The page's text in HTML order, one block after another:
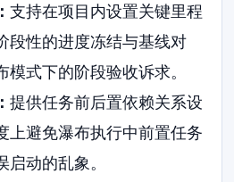
支持在项目内设置关键里程
段性的进度冻结与基线对
模式下的阶段验收诉求。
提供任务前后置依赖关系设
上避免瀑布执行中前置任务
动的乱象。